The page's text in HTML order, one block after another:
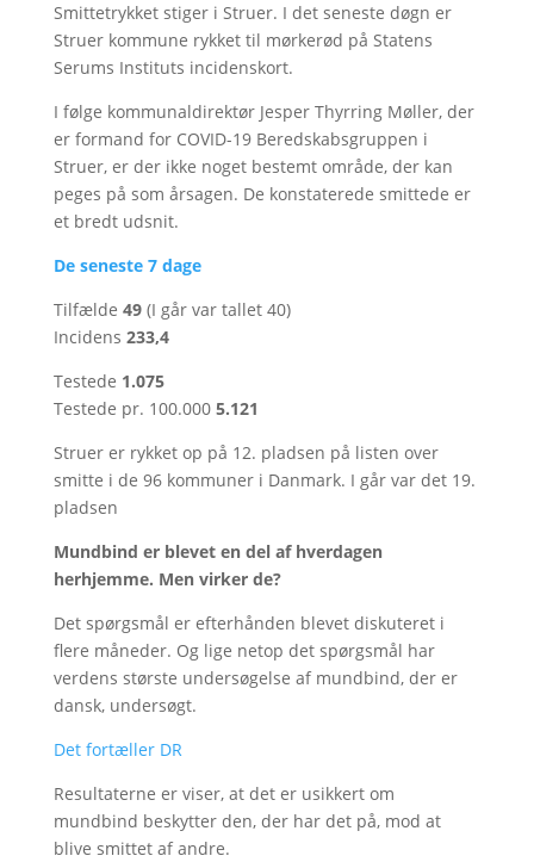
Smittetrykket stiger i Struer. I det seneste døgn er
Struer kommune rykket til mørkerød på Statens
Serums Instituts incidenskort.
I følge kommunaldirektør Jesper Thyrring Møller, der
er formand for COVID-19 Beredskabsgruppen i
Struer, er der ikke noget bestemt område, der kan
peges på som årsagen. De konstaterede smittede er
et bredt udsnit.
De seneste 7 dage
Tilfælde 49 (I går var tallet 40)
Incidens 233,4
Testede 1.075
Testede pr. 100.000 5.121
Struer er rykket op på 12. pladsen på listen over
smitte i de 96 kommuner i Danmark. I går var det 19.
pladsen
Mundbind er blevet en del af hverdagen
herhjemme. Men virker de?
Det spørgsmål er efterhånden blevet diskuteret i
flere måneder. Og lige netop det spørgsmål har
verdens største undersøgelse af mundbind, der er
dansk, undersøgt.
Det fortæller DR
Resultaterne er viser, at det er usikkert om
mundbind beskytter den, der har det på, mod at
blive smittet af andre.